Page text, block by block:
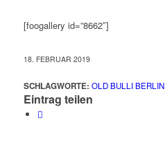
[foogallery id=”8662″]
18. FEBRUAR 2019
SCHLAGWORTE: OLD BULLI BERLIN
Eintrag teilen